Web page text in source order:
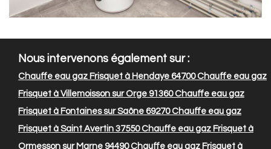
Nous intervenons également sur :
Chauffe eau gaz Frisquet à Hendaye 64700Chauffe eau gaz
Frisquet à Villemoisson sur Orge 91360Chauffe eau gaz
Frisquet à Fontaines sur Saône 69270Chauffe eau gaz
Frisquet à Saint Avertin 37550Chauffe eau gaz Frisquet à
Ormesson sur Marne 94490Chauffe eau gaz Frisquet à